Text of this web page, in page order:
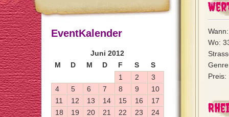
Wo:
Preis:
EventKalender
Juni 2012
M
D M D F S S
1 2
3
4
5 6 7 8 9
10
11
12 13 14 15 16
17
18
19 20 21 22 23
24